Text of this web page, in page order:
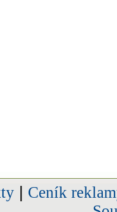
| Ceník